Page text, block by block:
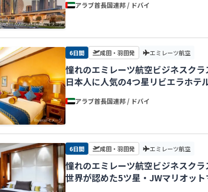
アラブ首長国連邦 / ドバイ
6日間 成田・羽田発 エミレーツ航空
憧れのエミレーツ航空ビジネスク
日本人に人気の4つ星リビエラホテ
アラブ首長国連邦 / ドバイ
6日間 成田・羽田発 エミレーツ航空
憧れのエミレーツ航空ビジネスク
世界が認めた5ツ星・JWマリオッ